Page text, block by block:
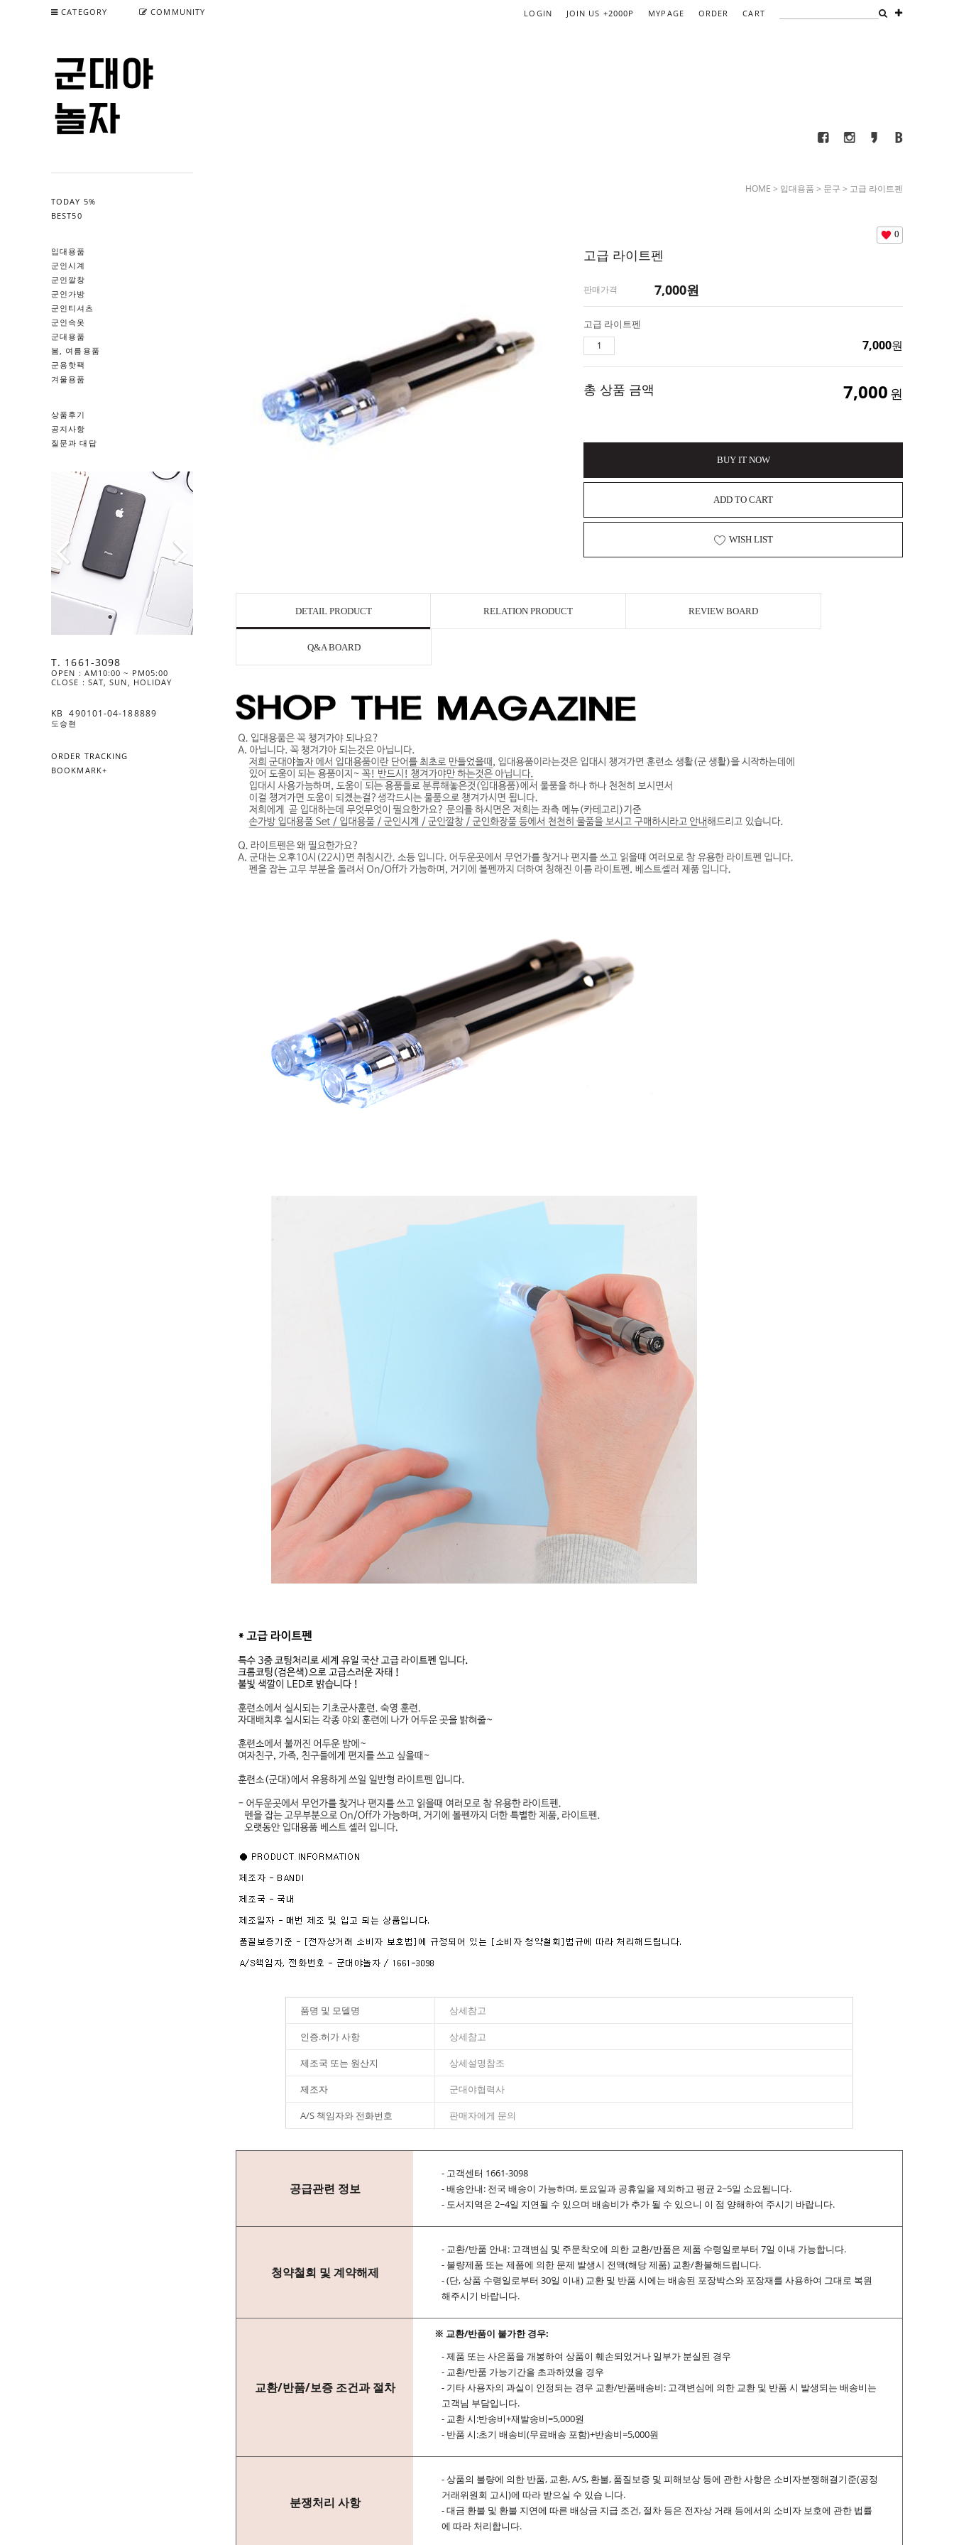
CATEGORY COMMUNITY LOGIN JOIN US +2000P MYPAGE ORDER CART
TODAY 5%
BEST50
입대용품
군인시계
군인깔창
군인가방
군인티셔츠
군인속옷
군대용품
봄, 여름용품
군용핫팩
겨울용품
상품후기
공지사항
질문과 대답
T. 1661-3098
OPEN : AM10:00 ~ PM05:00
CLOSE : SAT, SUN, HOLIDAY
KB  490101-04-188889
도승현
ORDER TRACKING
BOOKMARK+
HOME > 입대용품 > 문구 > 고급 라이트펜
0
고급 라이트펜
판매가격 7,000원
고급 라이트펜
7,000원
총 상품 금액 7,000 원
BUY IT NOW
ADD TO CART
WISH LIST
DETAIL PRODUCT RELATION PRODUCT REVIEW BOARD
Q&A BOARD
품명 및 모델명 상세참고
인증.허가 사항 상세참고
제조국 또는 원산지 상세설명참조
제조자 군대야협력사
A/S 책임자와 전화번호 판매자에게 문의
공급관련 정보
- 고객센터 1661-3098
- 배송안내: 전국 배송이 가능하며, 토요일과 공휴일을 제외하고 평균 2~5일 소요됩니다.
- 도서지역은 2~4일 지연될 수 있으며 배송비가 추가 될 수 있으니 이 점 양해하여 주시기 바랍니다.
청약철회 및 계약해제
- 교환/반품 안내: 고객변심 및 주문착오에 의한 교환/반품은 제품 수령일로부터 7일 이내 가능합니다.
- 불량제품 또는 제품에 의한 문제 발생시 전액(해당 제품) 교환/환불해드립니다.
- (단, 상품 수령일로부터 30일 이내) 교환 및 반품 시에는 배송된 포장박스와 포장재를 사용하여 그대로 복원
해주시기 바랍니다.
교환/반품/보증 조건과 절차
※ 교환/반품이 불가한 경우:
- 제품 또는 사은품을 개봉하여 상품이 훼손되었거나 일부가 분실된 경우
- 교환/반품 가능기간을 초과하였을 경우
- 기타 사용자의 과실이 인정되는 경우 교환/반품배송비: 고객변심에 의한 교환 및 반품 시 발생되는 배송비는
고객님 부담입니다.
- 교환 시:반송비+재발송비=5,000원
- 반품 시:초기 배송비(무료배송 포함)+반송비=5,000원
분쟁처리 사항
- 상품의 불량에 의한 반품, 교환, A/S, 환불, 품질보증 및 피해보상 등에 관한 사항은 소비자분쟁해결기준(공정
거래위원회 고시)에 따라 받으실 수 있습 니다.
- 대금 환불 및 환불 지연에 따른 배상금 지급 조건, 절차 등은 전자상 거래 등에서의 소비자 보호에 관한 법률
에 따라 처리합니다.